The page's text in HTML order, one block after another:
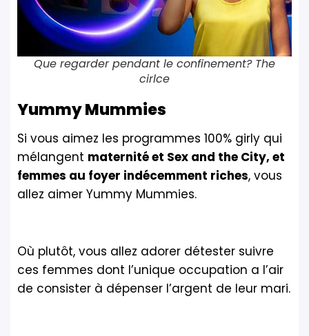
Que regarder pendant le confinement? The
cirlce
Yummy Mummies
Si vous aimez les programmes 100% girly qui
mélangent maternité et Sex and the City, et
femmes au foyer indécemment riches, vous
allez aimer Yummy Mummies.
Où plutôt, vous allez adorer détester suivre
ces femmes dont l’unique occupation a l’air
de consister à dépenser l’argent de leur mari.